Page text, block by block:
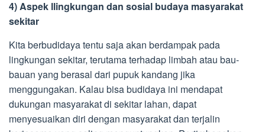
4) Aspek llingkungan dan sosial budaya masyarakat
sekitar
Kita berbudidaya tentu saja akan berdampak pada
lingkungan sekitar, terutama terhadap limbah atau bau-
bauan yang berasal dari pupuk kandang jika
menggungakan. Kalau bisa budidaya ini mendapat
dukungan masyarakat di sekitar lahan, dapat
menyesuaikan diri dengan masyarakat dan terjalin